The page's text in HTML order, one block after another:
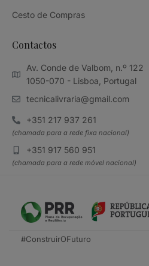
Cesto de Compras
Contactos
Av. Conde de Valbom, n.º 122
1050-070 - Lisboa, Portugal
tecnicalivraria@gmail.com
+351 217 937 261
(chamada para a rede fixa nacional)
+351 917 560 951
(chamada para a rede móvel nacional)
#ConstruirOFuturo